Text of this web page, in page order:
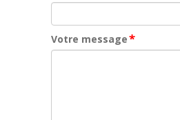
Votre message*